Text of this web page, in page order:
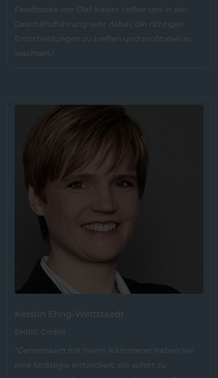
Feedbacks von Olaf Kaiser helfen uns in der
Geschäftsführung sehr dabei, die richtigen
Entscheidungen zu treffen und profitabel zu
wachsen."
Kerstin Ehrig-Wettstaedt
EHRIG GmbH
"Gemeinsam mit Herrn Kämmerer haben wir
eine Strategie entwickelt, die sofort zu